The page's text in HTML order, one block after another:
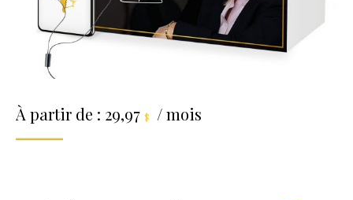
À partir de : 29,97 $ / mois